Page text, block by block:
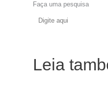
Faça uma pesquisa
Leia